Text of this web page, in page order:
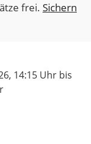
frei. Sichern
14:15 Uhr bis